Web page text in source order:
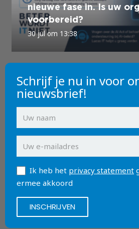
nieuwe fase in. Is uw
voorbereid?
30 jul om 13:38
Schrijf je nu in voor
nieuwsbrief!
Ik heb het privacy statement
ermee akkoord